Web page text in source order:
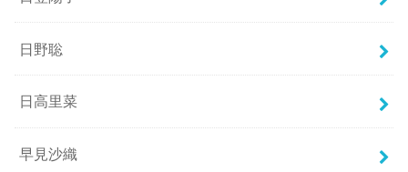
日野聡
日高里菜
早見沙織